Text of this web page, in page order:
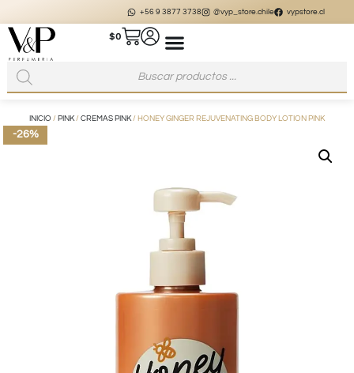
+56 9 3877 3738 @vyp_store.chile vypstore.cl
$0
INICIO / PINK/ CREMAS PINK/ HONEY GINGER REJUVENATING BODY LOTION PINK
-26%